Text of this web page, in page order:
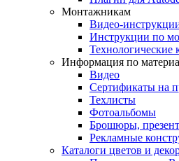
Монтажникам
Видео-
Инструкции по
Технологические
Информация по
Видео
Сертификаты на
Техлисты
Фотоальбомы
Брошюры,
Рекламные
Каталоги цветов и